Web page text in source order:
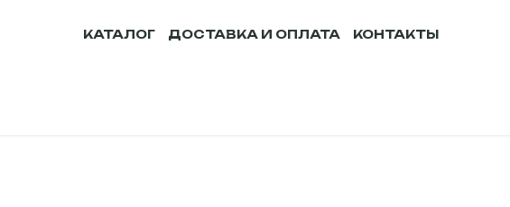
КАТАЛОГ ДОСТАВКА И ОПЛАТА КОНТАКТЫ